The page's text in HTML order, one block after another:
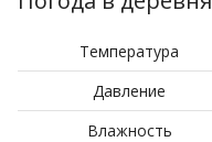
Температура
Давление
Влажность